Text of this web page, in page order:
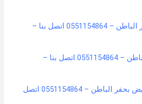
شركة تنظيف فرش بحفر الباطن – 0551154864 اتصل بنا –
شركة جلي بلاط بحفر الباطن – 0551154864 اتصل بنا –
شركة مكافحة النمل الابيض بحفر الباطن – 0551154864 اتصل